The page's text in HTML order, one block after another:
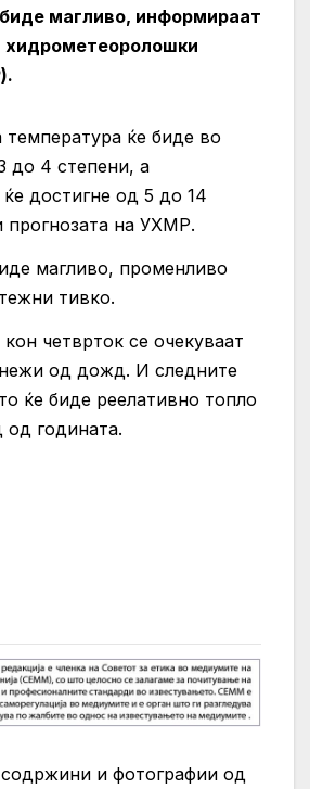
магливо, информираат
хидрометеоролошки
ќе биде во
до 4 степени, а
достигне од 5 до 14
прогнозата на УХМР.
магливо, променливо
тивко.
четврток се очекуваат
од дожд. И следните
ќе биде реелативно топло
од годината.
и фотографии од